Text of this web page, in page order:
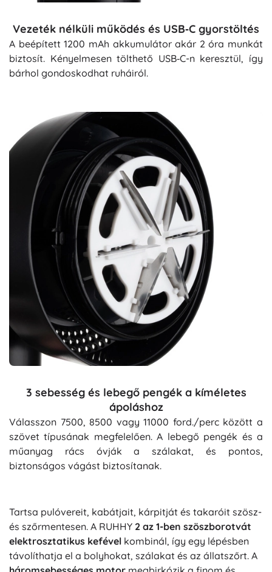
Vezeték nélküli működés és USB‑C gyorstöltés
A beépített 1200 mAh akkumulátor akár 2 óra munkát
biztosít. Kényelmesen tölthető USB‑C-n keresztül, így
bárhol gondoskodhat ruháiról.
3 sebesség és lebegő pengék a kíméletes
ápoláshoz
Válasszon 7500, 8500 vagy 11000 ford./perc között a
szövet típusának megfelelően. A lebegő pengék és a
műanyag rács óvják a szálakat, és pontos,
biztonságos vágást biztosítanak.
Tartsa pulóvereit, kabátjait, kárpitját és takaróit szösz-
és szőrmentesen. A RUHHY 2 az 1-ben szöszborotvát
elektrosztatikus kefével kombinál, így egy lépésben
távolíthatja el a bolyhokat, szálakat és az állatszőrt. A